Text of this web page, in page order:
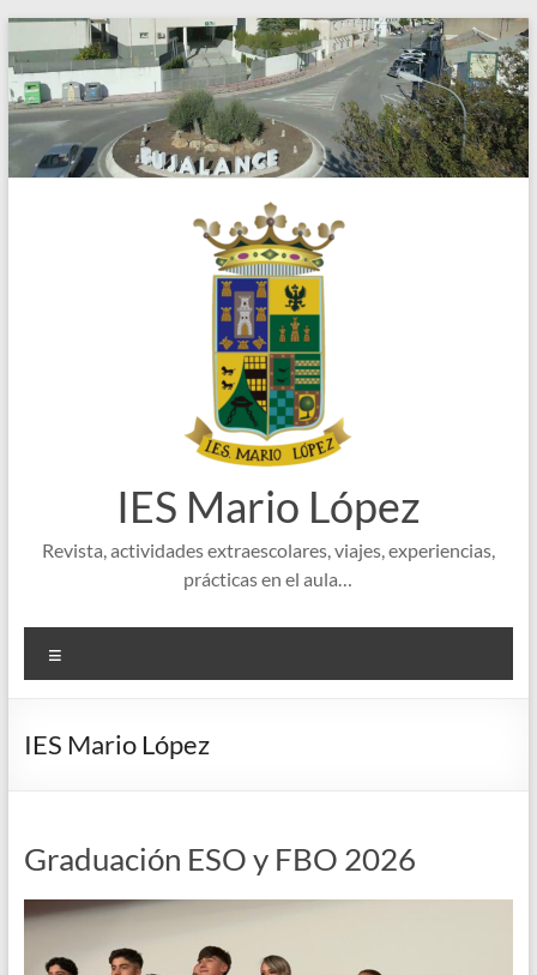
Saltar
al
contenido
IES Mario López
Revista, actividades extraescolares, viajes, experiencias,
prácticas en el aula…
IES Mario López
Graduación ESO y FBO 2026